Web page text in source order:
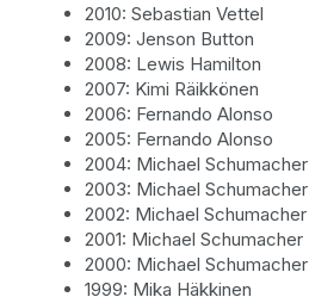
2010: Sebastian Vettel
2009: Jenson Button
2008: Lewis Hamilton
2007: Kimi Räikkönen
2006: Fernando Alonso
2005: Fernando Alonso
2004: Michael Schumacher
2003: Michael Schumacher
2002: Michael Schumacher
2001: Michael Schumacher
2000: Michael Schumacher
1999: Mika Häkkinen